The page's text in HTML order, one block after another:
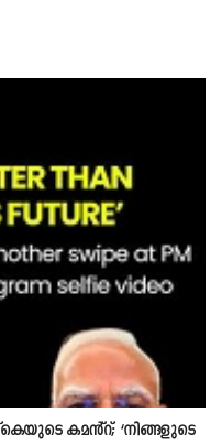
കമൻ്റ്; ‘നിങ്ങളുടെ